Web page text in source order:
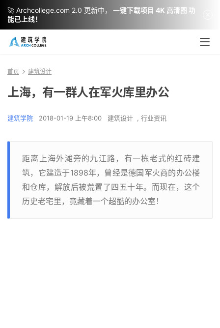
首页 建筑设计
上海，有一群人在军火库里办公
建筑学院 2018-01-19 上午8:00 建筑设计 , 行业资讯
距离上海外滩旁的九江路，有一栋老式的红砖建
筑，它建造于1898年，曾经是德国军火商的办公楼
和仓库，解放后被荒置了四五十年。而现在，这个
历史老宅里，竟藏着一个超酷的办公室！
🚀 Archcollege.com 2.0 更新中，
一键下载项目 4K 高清图 功
能已上线！